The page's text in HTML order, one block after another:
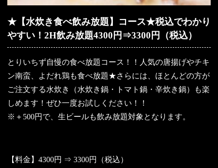
★【水炊き食べ飲み放題】コース★税込でわかり
やすい！2H飲み放題4300円⇒3300円（税込）
とりいちず自慢の食べ放題コース！！人気の唐揚げやチキ
ン南蛮、よだれ鶏も食べ放題★さらには、ほとんどの方が
ご注文する水炊き（水炊き鍋・トマト鍋・辛炊き鍋）も楽
しめます！ぜひ一度お試しください！！
※＋500円で、生ビールも飲み放題対象となります。
【料金】4300円 ⇒ 3300円（税込）